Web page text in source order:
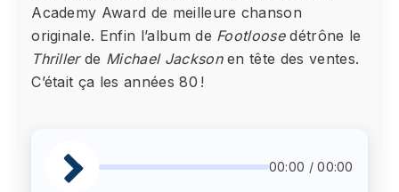
Academy Award de meilleure chanson
originale. Enfin l’album de Footloosedétrône le
Thrillerde Michael Jacksonen tête des ventes.
C’était ça les années 80 !
00:00 / 00:00